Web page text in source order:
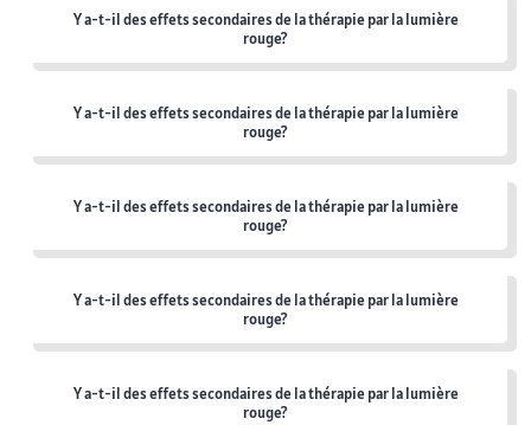
Y a-t-il des effets secondaires de la thérapie par la lumière
rouge?
Y a-t-il des effets secondaires de la thérapie par la lumière
rouge?
Y a-t-il des effets secondaires de la thérapie par la lumière
rouge?
Y a-t-il des effets secondaires de la thérapie par la lumière
rouge?
Y a-t-il des effets secondaires de la thérapie par la lumière
rouge?